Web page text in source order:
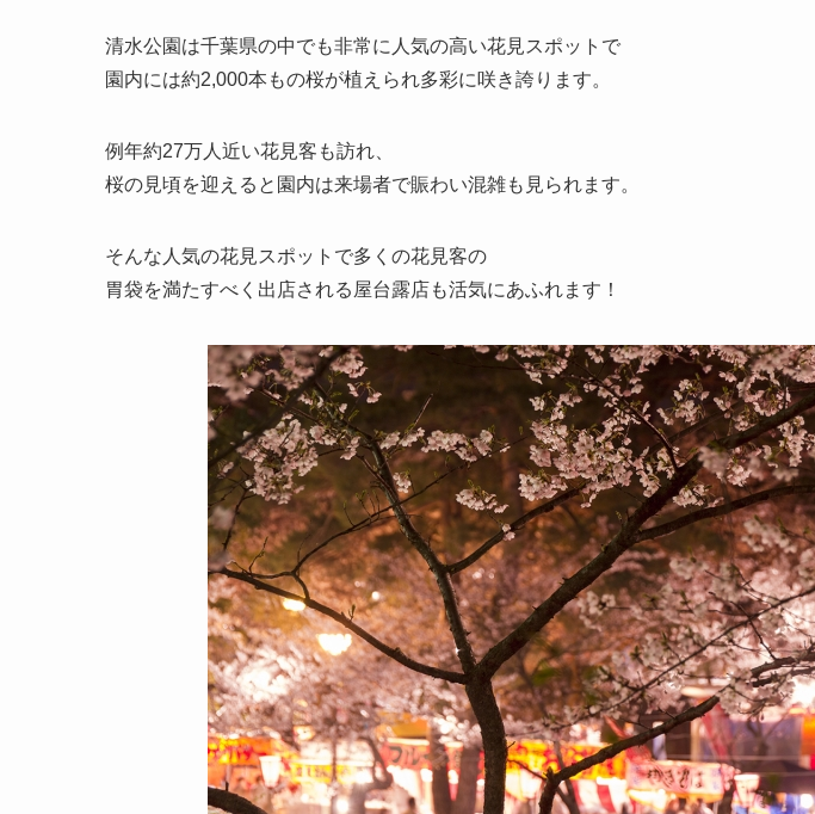
清水公園は千葉県の中でも非常に人気の高い花見スポットで
園内には約2,000本もの桜が植えられ多彩に咲き誇ります。
例年約27万人近い花見客も訪れ、
桜の見頃を迎えると園内は来場者で賑わい混雑も見られます。
そんな人気の花見スポットで多くの花見客の
胃袋を満たすべく出店される屋台露店も活気にあふれます！